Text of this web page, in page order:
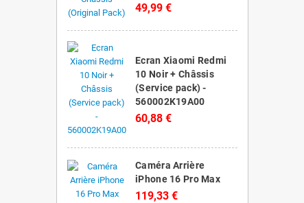
49,99 €
Ecran Xiaomi Redmi
10 Noir + Châssis
(Service pack) -
560002K19A00
60,88 €
Caméra Arrière
iPhone 16 Pro Max
119,33 €